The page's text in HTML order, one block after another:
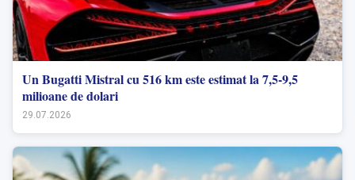
Un Bugatti Mistral cu 516 km este estimat la 7,5-9,5
milioane de dolari
29.07.2026